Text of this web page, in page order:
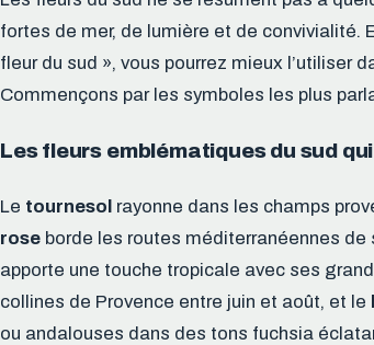
fortes de mer, de lumière et de convivialité.
fleur du sud », vous pourrez mieux l’utiliser
Commençons par les symboles les plus
Les fleurs emblématiques du sud
Le tournesol rayonne dans les champs
rose borde les routes méditerranéennes de
apporte une touche tropicale avec ses
collines de Provence entre juin et août, et le
ou andalouses dans des tons fuchsia